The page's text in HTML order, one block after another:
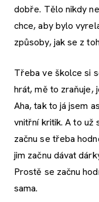
dobře. Tělo nikdy
chce, aby bylo
způsoby, jak se z
Třeba ve školce si
hrát, mě to zraňuje,
Aha, tak to já jsem
vnitřní kritik. A to už
začnu se třeba
jim začnu dávat
Prostě se začnu
sama.